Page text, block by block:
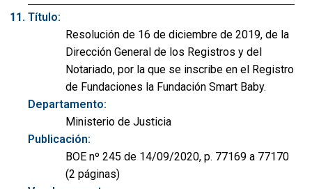
Título:
Resolución de 16 de diciembre de 2019, de la
Dirección General de los Registros y del
Notariado, por la que se inscribe en el Registro
de Fundaciones la Fundación Smart Baby.
Departamento:
Ministerio de Justicia
Publicación:
BOE nº 245 de 14/09/2020, p. 77169 a 77170
(2 páginas)